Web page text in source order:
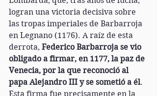
logran una victoria decisiva sobre
las tropas imperiales de Barbarroja
en Legnano (1176). A raíz de esta
derrota, Federico Barbarroja se vio
obligado a firmar, en 1177, la paz de
Venecia, por la que reconoció al
papa Alejandro III y se sometió a él.
Esta firma fue precisamente en la